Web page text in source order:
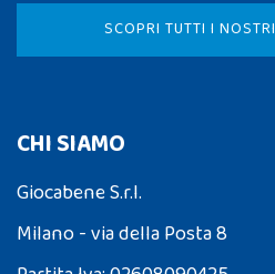
SCOPRI TUTTI I
CHI SIAMO
Giocabene S.r.l.
Milano - via della Posta 8